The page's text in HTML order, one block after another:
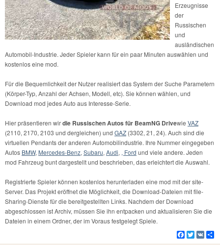
Erzeugnisse
der
Russischen
und
ausländischen
Automobil-Industrie. Jeder Spieler kann für ein paar Minuten auswählen und
kostenlos eine mod.
Für die Bequemlichkeit der Nutzer realisiert das System der Suche Parametern
(Körper-Typ, Anzahl der Achsen, Modell, etc). Sie können wählen, und
Download mod jedes Auto aus Interesse-Serie.
Hier präsentieren wirdie Russischen Autos für BeamNG Drivewie VAZ
(2110, 2170, 2103 und dergleichen) und GAZ (3302, 21, 24). Auch sind die
virtuellen Pendants der anderen Automobilindustrie. Ihre Nummer eingegeben
Autos BMW, Mercedes-Benz, Subaru, Audi, , Ford und viele andere. Jeden
mod Fahrzeug bunt dargestellt und beschrieben, das erleichtert die Auswahl.
Registrierte Spieler können kostenlos herunterladen eine mod mit der site-
Server. Das Projekt eröffnet die Möglichkeit, die Download-Dateien mit file-
Sharing-Dienste für die bereitgestellten Links. Nachdem der Download
abgeschlossen ist Archiv, müssen Sie ihn entpacken und aktualisieren Sie die
Dateien in einem Ordner, der im Voraus festgelegt Spiele.
Facebook
Twitter
VK